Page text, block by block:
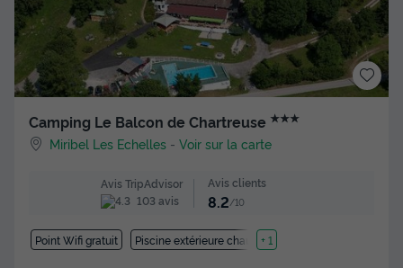
Camping Le Balcon de Chartreuse ★★★
Miribel Les Echelles -Voir sur la carte
Avis TripAdvisor
103 avis
Avis clients
8.2/10
Point Wifi gratuit Piscine extérieure chauffée
+ 1